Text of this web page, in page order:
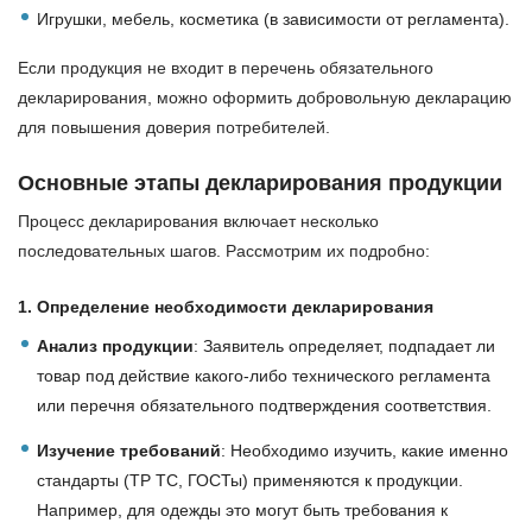
Игрушки, мебель, косметика (в зависимости от регламента).
Если продукция не входит в перечень обязательного
декларирования, можно оформить добровольную декларацию
для повышения доверия потребителей.
Основные этапы декларирования продукции
Процесс декларирования включает несколько
последовательных шагов. Рассмотрим их подробно:
1. Определение необходимости декларирования
Анализ продукции: Заявитель определяет, подпадает ли
товар под действие какого-либо технического регламента
или перечня обязательного подтверждения соответствия.
Изучение требований: Необходимо изучить, какие именно
стандарты (ТР ТС, ГОСТы) применяются к продукции.
Например, для одежды это могут быть требования к